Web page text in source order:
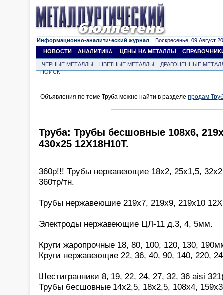
Информационно-аналитический журнал Воскресенье, 09 Август
НОВОСТИ
АНАЛИТИКА ЦЕНЫ НА МЕТАЛЛЫ
ЧЕРНЫЕ МЕТАЛЛЫ ЦВЕТНЫЕ МЕТАЛЛЫ
ДРАГОЦЕННЫЕ
ПОИСК
Объявления по теме Труба можно найти в разделе продам
Труба: Трубы бесшовные 108х6,
430х25 12Х18Н10Т.
360р!!! Трубы нержавеющие 18х2, 25х1,5,
360тр/тн.
Трубы нержавеющие 219х7, 219х9, 219х10
Электроды нержавеющие ЦЛ-11 д.3, 4, 5мм.
Круги жаропрочные 18, 80, 100, 120, 130,
Круги нержавеющие 22, 36, 40, 90, 140, 220,
Шестигранники 8, 19, 22, 24, 27, 32, 36 aisi
Трубы бесшовные 14х2,5, 18х2,5, 108х4,